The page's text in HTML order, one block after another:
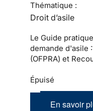
Thématique :
Droit d’asile
Le Guide
demande d'asile
(OFPRA) et
Épuisé
En savoir